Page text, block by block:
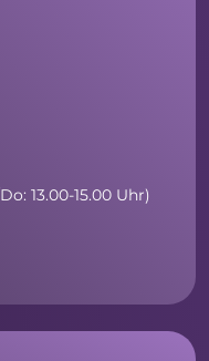
13.00-15.00 Uhr)